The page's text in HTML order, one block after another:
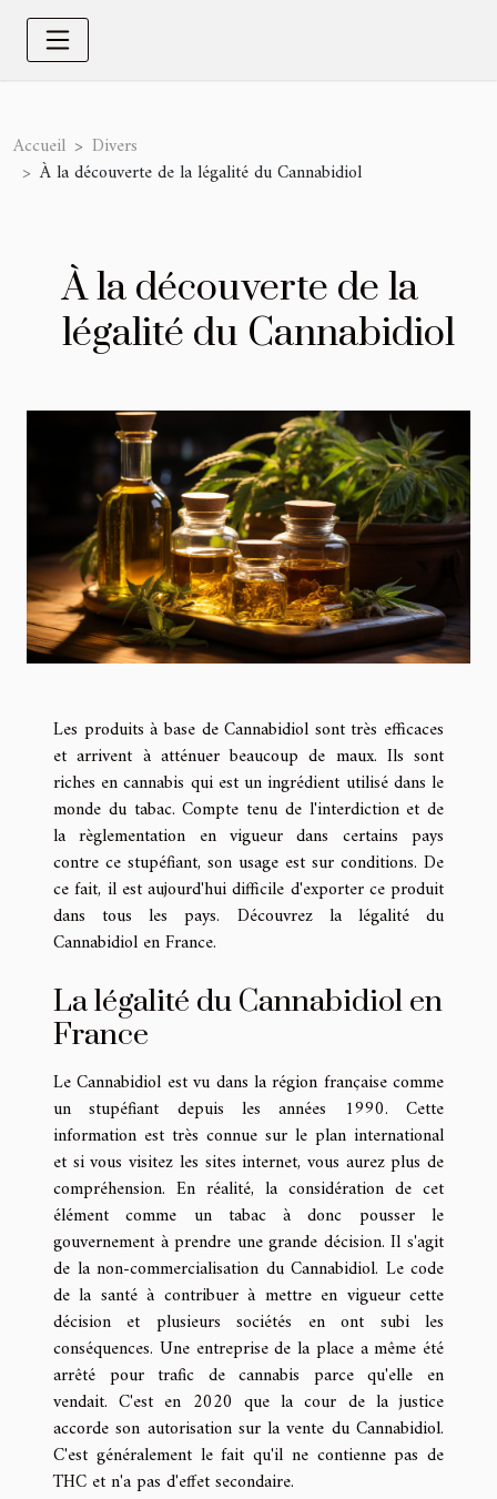
Accueil
Divers
À la découverte de la légalité du Cannabidiol
À la découverte de la
légalité du Cannabidiol
Les produits à base de Cannabidiol sont très efficaces
et arrivent à atténuer beaucoup de maux. Ils sont
riches en cannabis qui est un ingrédient utilisé dans le
monde du tabac. Compte tenu de l'interdiction et de
la règlementation en vigueur dans certains pays
contre ce stupéfiant, son usage est sur conditions. De
ce fait, il est aujourd'hui difficile d'exporter ce produit
dans tous les pays. Découvrez la légalité du
Cannabidiol en France.
La légalité du Cannabidiol en
France
Le Cannabidiol est vu dans la région française comme
un stupéfiant depuis les années 1990. Cette
information est très connue sur le plan international
et si vousvisitez les sites internet, vous aurez plus de
compréhension. En réalité, la considération de cet
élément comme un tabac à donc pousser le
gouvernement à prendre une grande décision. Il s'agit
de la non-commercialisation du Cannabidiol. Le code
de la santé à contribuer à mettre en vigueur cette
décision et plusieurs sociétés en ont subi les
conséquences. Une entreprise de la place a même été
arrêté pour trafic de cannabis parce qu'elle en
vendait. C'est en 2020 que la cour de la justice
accorde son autorisation sur la vente du Cannabidiol.
C'est généralement le fait qu'il ne contienne pas de
THC et n'a pas d'effet secondaire.